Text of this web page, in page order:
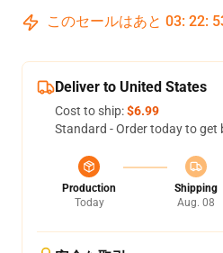
このセールはあと 03: 22:
Deliver to United States
Cost to ship:$6.99
Standard - Order today to get
Production
Today
Shipping
Aug. 08